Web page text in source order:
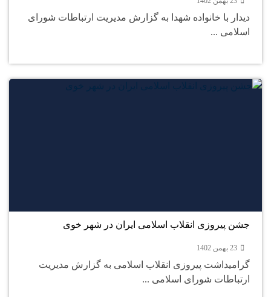
دیدار با خانواده شهدا به گزارش مدیریت ارتباطات شورای
اسلامی ...
جشن پیروزی انقلاب اسلامی ایران در شهر خوی
23 بهمن 1402
گرامیداشت پیروزی انقلاب اسلامی به گزارش مدیریت
ارتباطات شورای اسلامی ...